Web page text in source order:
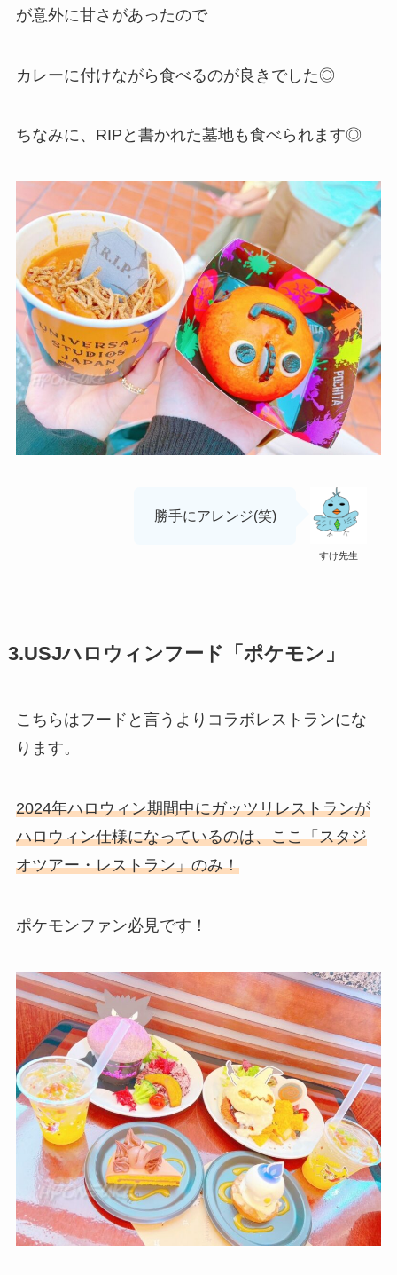
が意外に甘さがあったので
カレーに付けながら食べるのが良きでした◎
ちなみに、RIPと書かれた墓地も食べられます◎
すけ先生
勝手にアレンジ(笑)
3.USJハロウィンフード「ポケモン」
こちらはフードと言うよりコラボレストランにな
ります。
2024年ハロウィン期間中にガッツリレストランが
ハロウィン仕様になっているのは、ここ「スタジ
オツアー・レストラン」のみ！
ポケモンファン必見です！